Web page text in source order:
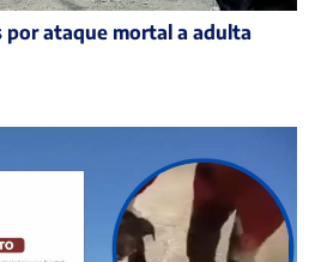
por ataque mortal a adulta